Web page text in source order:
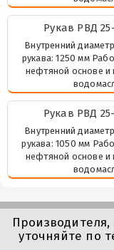
Рукав РВД
Внутренний
рукава: 1250 мм
нефтяной основе и
Рукав РВД
Внутренний
рукава: 1050 мм
нефтяной основе и
уточняйте по